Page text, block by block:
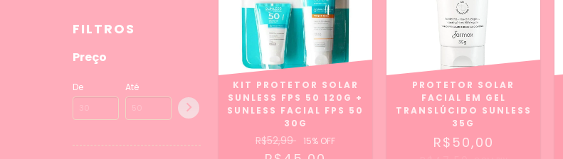
FILTROS
Preço
De Até
KIT PROTETOR SOLAR
SUNLESS FPS 50 120G +
SUNLESS FACIAL FPS 50
30G
R$52,99 15% OFF
PROTETOR SOLAR
FACIAL EM GEL
TRANSLÚCIDO SUNLESS
35G
R$50,00